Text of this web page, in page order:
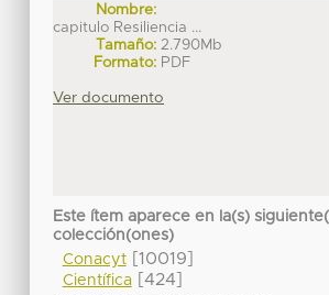
Nombre:
capitulo Resiliencia ...
Tamaño: 2.790Mb
Formato: PDF
Ver documento
Este ítem aparece en la(s)
colección(ones)
Conacyt[10019]
Científica[424]